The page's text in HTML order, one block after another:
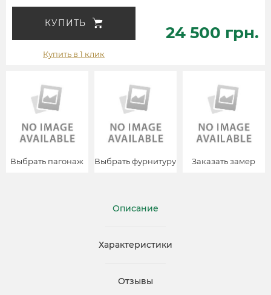
КУПИТЬ
Купить в 1 клик
24 500 грн.
Выбрать пагонаж Выбрать фурнитуру Заказать замер
Описание
Характеристики
Отзывы